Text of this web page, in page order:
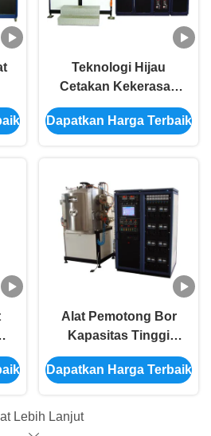
Teknologi Hijau
Cetakan Kekerasan
Tinggi Multi Arc Ion
Keras PVD Coating
Dapatkan Harga Terbaik
Alat Pemotong Bor
Kapasitas Tinggi
Cetakan Plasma
Keras PVD Alat
Dapatkan Harga Terbaik
Lebih Lanjut